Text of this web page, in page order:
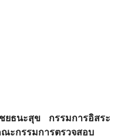
ยธนะสุข กรรมการอิสระ